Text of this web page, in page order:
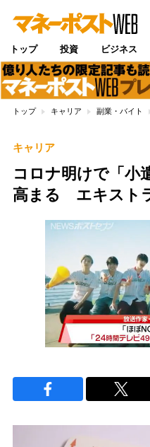
トップ 投資 ビジネス
トップ キャリア 副業・バイト
キャリア
コロナ明けで「小
高まる エキスト